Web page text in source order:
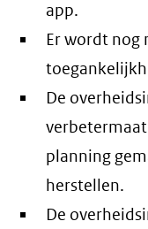
app.
Er wordt nog
De
planning
herstellen.
De